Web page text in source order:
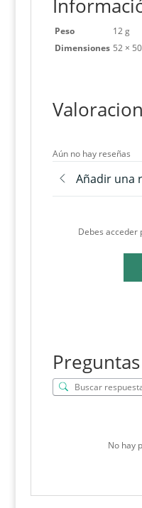
Peso
12 g
Dimensiones 52 ×
Aún no hay reseñas
Añadir una
Debes acceder
No hay